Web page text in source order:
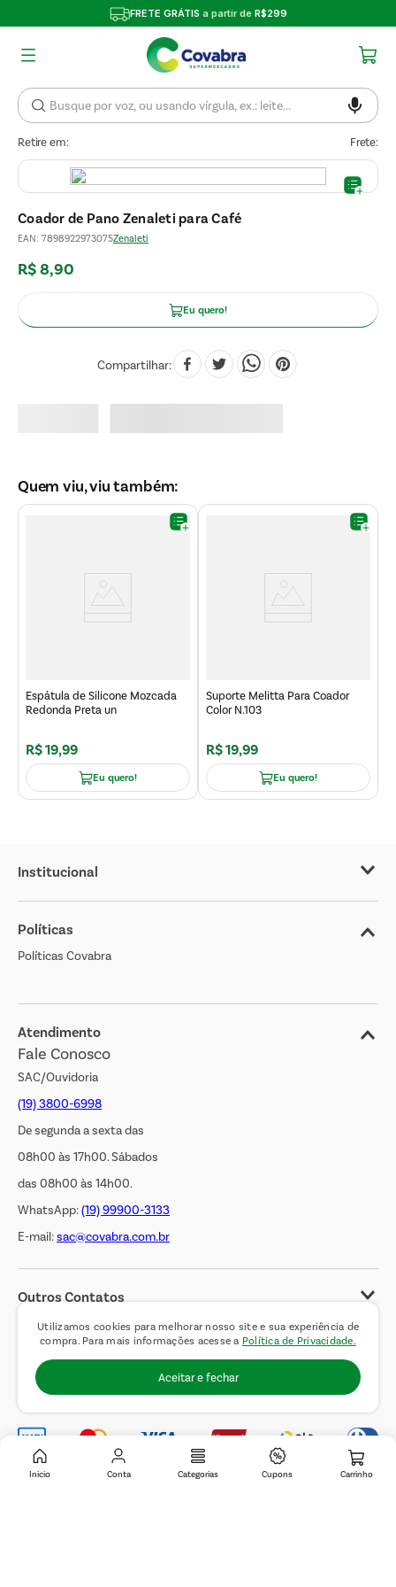
Utilizamos cookies para melhorar nosso site e sua experiência de
compra. Para mais informações acesse a Política de Privacidade.
Aceitar e fechar
FRETE GRÁTIS a partir de R$299
Retire em: Frete:
Inicio Conta Categorias Cupons
Coador de Pano Zenaleti para Café
EAN: 7898922973075Zenaleti
R$8,90
Eu quero!
Compartilhar
Quem viu, viu também:
Espátula de Silicone Mozcada
Redonda Preta un
R$19,99
Eu quero!
Suporte Melitta Para Coador
Color N.103
R$19,99
Eu quero!
Institucional
Sobre o Covabra
Nossas Lojas
Cliente Bem Estar
Jornal de Ofertas
Transparência Salarial
Políticas
Políticas Covabra
Atendimento
Fale Conosco
SAC/Ouvidoria
(19) 3800-6998
De segunda a sexta das
08h00 às 17h00. Sábados
das 08h00 às 14h00.
WhatsApp:(19) 99900-3133
E-mail:sac@covabra.com.br
Outros Contatos
Negócios Imobiliários
Trabalhe Conosco